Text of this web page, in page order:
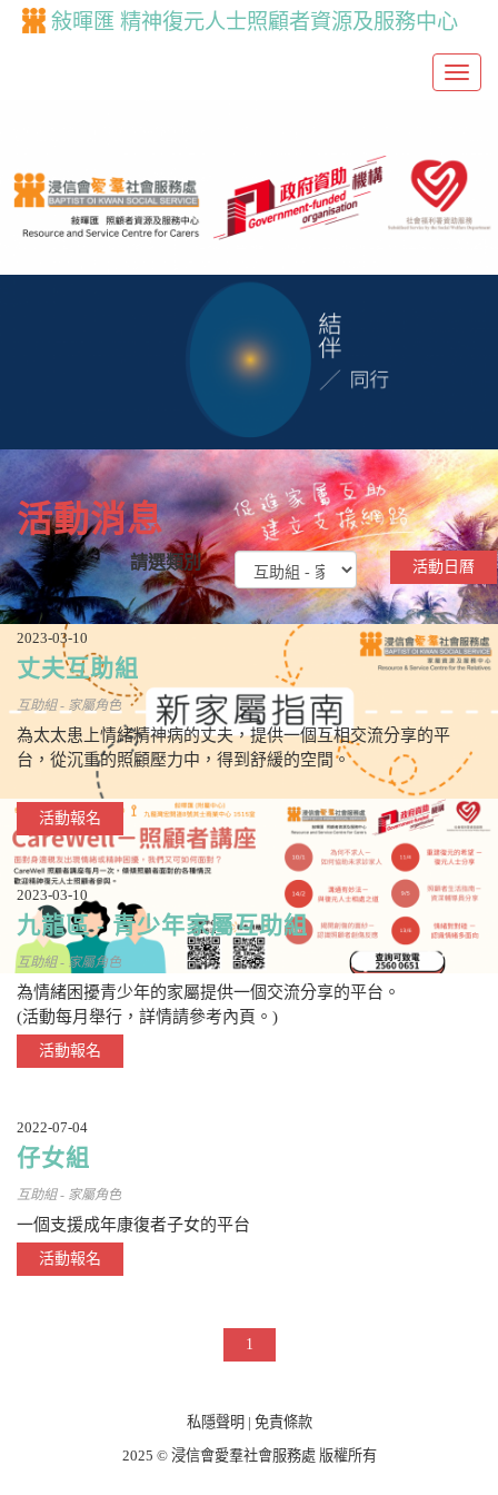
敍暉匯 精神復元人士照顧者資源及服務中心
T
e
n
v
活動消息
請選類別 活動日曆
2023-03-10
丈夫互助組
互助組 - 家屬角色
為太太患上情緒精神病的丈夫，提供一個互相交流分享的平
台，從沉重的照顧壓力中，得到舒緩的空間。
活動報名
2023-03-10
九龍區 - 青少年家屬互助組
互助組 - 家屬角色
為情緒困擾青少年的家屬提供一個交流分享的平台。
(活動每月舉行，詳情請參考內頁。)
活動報名
2022-07-04
仔女組
互助組 - 家屬角色
一個支援成年康復者子女的平台
活動報名
1
私隱聲明 | 免責條款
2025 © 浸信會愛羣社會服務處 版權所有